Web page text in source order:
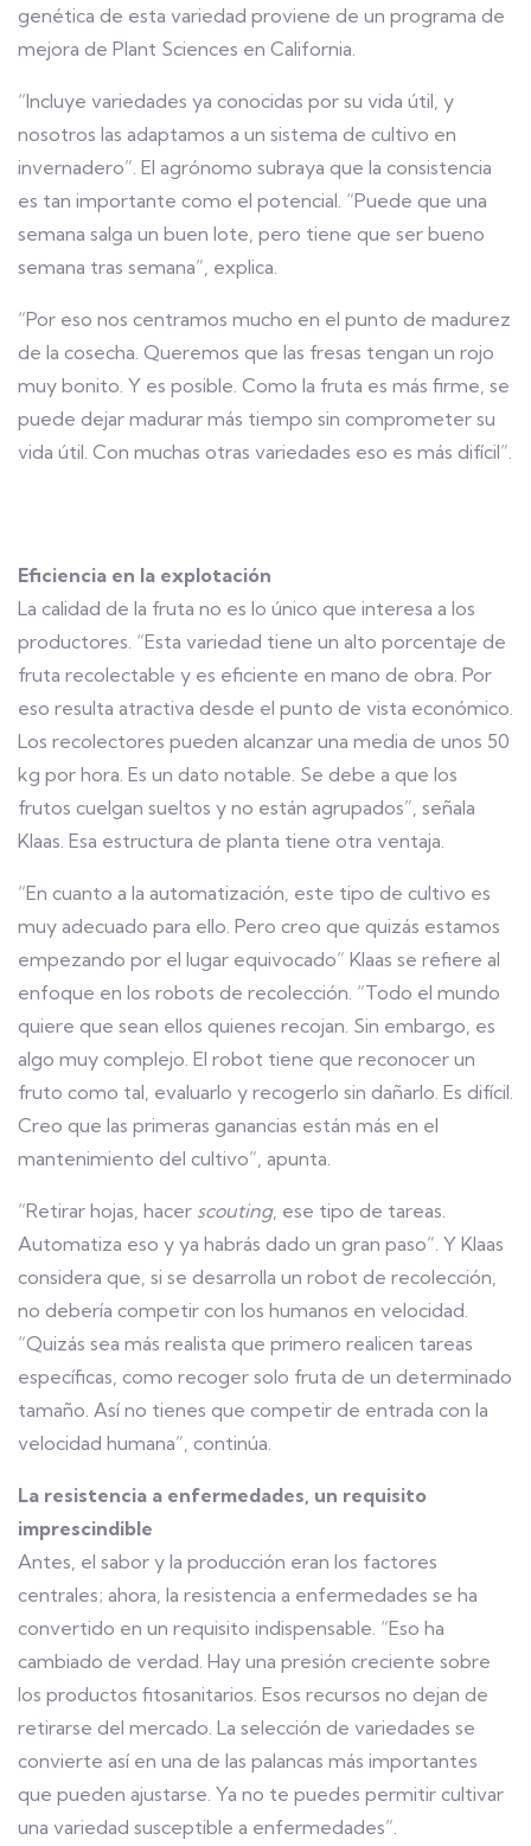
genética de esta variedad proviene de un programa de
mejora de Plant Sciences en California.
“Incluye variedades ya conocidas por su vida útil, y
nosotros las adaptamos a un sistema de cultivo en
invernadero”. El agrónomo subraya que la consistencia
es tan importante como el potencial. “Puede que una
semana salga un buen lote, pero tiene que ser bueno
semana tras semana”, explica.
“Por eso nos centramos mucho en el punto de madurez
de la cosecha. Queremos que las fresas tengan un rojo
muy bonito. Y es posible. Como la fruta es más firme, se
puede dejar madurar más tiempo sin comprometer su
vida útil. Con muchas otras variedades eso es más difícil”.
Eficiencia en la explotación
La calidad de la fruta no es lo único que interesa a los
productores. “Esta variedad tiene un alto porcentaje de
fruta recolectable y es eficiente en mano de obra. Por
eso resulta atractiva desde el punto de vista económico.
Los recolectores pueden alcanzar una media de unos 50
kg por hora. Es un dato notable. Se debe a que los
frutos cuelgan sueltos y no están agrupados”, señala
Klaas. Esa estructura de planta tiene otra ventaja.
“En cuanto a la automatización, este tipo de cultivo es
muy adecuado para ello. Pero creo que quizás estamos
empezando por el lugar equivocado” Klaas se refiere al
enfoque en los robots de recolección. “Todo el mundo
quiere que sean ellos quienes recojan. Sin embargo, es
algo muy complejo. El robot tiene que reconocer un
fruto como tal, evaluarlo y recogerlo sin dañarlo. Es difícil.
Creo que las primeras ganancias están más en el
mantenimiento del cultivo”, apunta.
“Retirar hojas, hacer scouting, ese tipo de tareas.
Automatiza eso y ya habrás dado un gran paso”. Y Klaas
considera que, si se desarrolla un robot de recolección,
no debería competir con los humanos en velocidad.
“Quizás sea más realista que primero realicen tareas
específicas, como recoger solo fruta de un determinado
tamaño. Así no tienes que competir de entrada con la
velocidad humana”, continúa.
La resistencia a enfermedades, un requisito
imprescindible
Antes, el sabor y la producción eran los factores
centrales; ahora, la resistencia a enfermedades se ha
convertido en un requisito indispensable. “Eso ha
cambiado de verdad. Hay una presión creciente sobre
los productos fitosanitarios. Esos recursos no dejan de
retirarse del mercado. La selección de variedades se
convierte así en una de las palancas más importantes
que pueden ajustarse. Ya no te puedes permitir cultivar
una variedad susceptible a enfermedades”.